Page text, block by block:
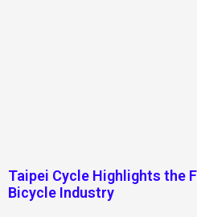
Taipei Cycle Highlights the
Bicycle Industry